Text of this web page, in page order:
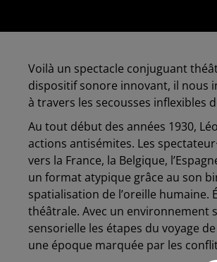
Voilà un spectacle conjuguant
dispositif sonore innovant, il nous
à travers les secousses inflexibles
Au tout début des années 1930,
actions antisémites. Les
vers la France, la Belgique,
un format atypique grâce au son
spatialisation de l’oreille
théâtrale. Avec un environnement
sensorielle les étapes du voyage
une époque marquée par les